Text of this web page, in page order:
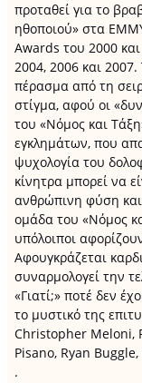
προταθεί για το
ηθοποιού» στα
Awards του 2000
2004, 2006 και
πέρασμα από τη
στίγμα, αφού οι
του «Νόμος και
εγκλημάτων, που
ψυχολογία του
κίνητρα μπορεί να
ανθρώπινη φύση και
ομάδα του «Νόμος
υπόλοιποι
Αφουγκράζεται
συναρμολογεί την
«Γιατί;» ποτέ δεν
το μυστικό της
Christopher Meloni,
Pisano, Ryan
.